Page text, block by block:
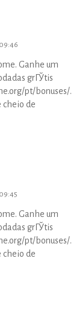
Ganhe um
grГЎtis
pt/bonuses/.
cheio de
Ganhe um
grГЎtis
pt/bonuses/.
cheio de